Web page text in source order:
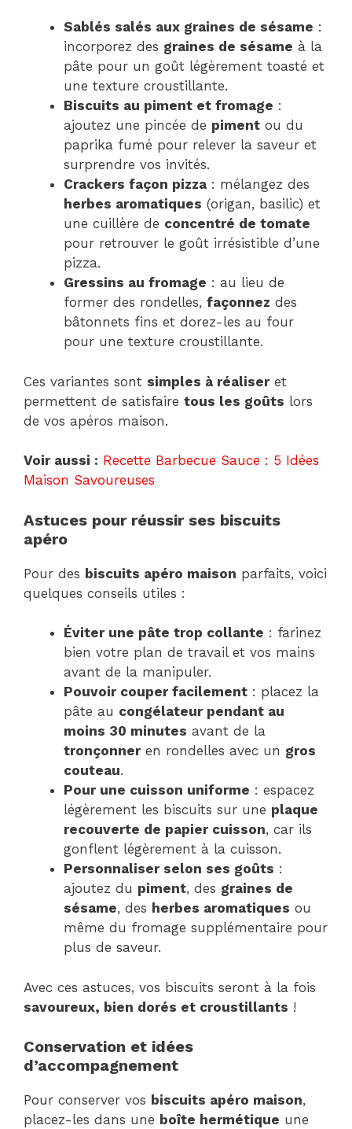
Sablés salés aux graines de sésame :
incorporez des graines de sésame à la
pâte pour un goût légèrement toasté et
une texture croustillante.
Biscuits au piment et fromage :
ajoutez une pincée de piment ou du
paprika fumé pour relever la saveur et
surprendre vos invités.
Crackers façon pizza : mélangez des
herbes aromatiques (origan, basilic) et
une cuillère de concentré de tomate
pour retrouver le goût irrésistible d’une
pizza.
Gressins au fromage : au lieu de
former des rondelles, façonnez des
bâtonnets fins et dorez-les au four
pour une texture croustillante.
Ces variantes sont simples à réaliseret
permettent de satisfaire tous les goûts lors
de vos apéros maison.
Voir aussi : Recette Barbecue Sauce : 5 Idées
Maison Savoureuses
Astuces pour réussir ses biscuits
apéro
Pour des biscuits apéro maison parfaits, voici
quelques conseils utiles :
Éviter une pâte trop collante : farinez
bien votre plan de travail et vos mains
avant de la manipuler.
Pouvoir couper facilement : placez la
pâte au congélateur pendant au
moins 30 minutes avant de la
tronçonneren rondelles avec un gros
couteau.
Pour une cuisson uniforme : espacez
légèrement les biscuits sur une plaque
recouverte de papier cuisson, car ils
gonflent légèrement à la cuisson.
Personnaliser selon ses goûts :
ajoutez du piment, des graines de
sésame, des herbes aromatiques ou
même du fromage supplémentaire pour
plus de saveur.
Avec ces astuces, vos biscuits seront à la fois
savoureux, bien dorés et croustillants !
Conservation et idées
d’accompagnement
Pour conserver vos biscuits apéro maison,
placez-les dans une boîte hermétique une